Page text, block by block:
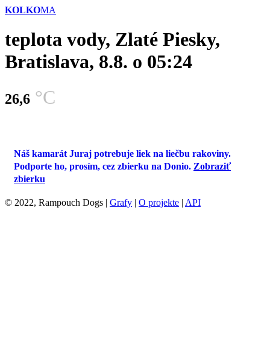
KOLKOMA
teplota vody, Zlaté Piesky,
Bratislava, 8.8. o 05:24
26,6 °C
Náš kamarát Juraj potrebuje liek na liečbu rakoviny.
Podporte ho, prosím, cez zbierku na Donio. Zobraziť
zbierku
© 2022, Rampouch Dogs | Grafy | O projekte | API